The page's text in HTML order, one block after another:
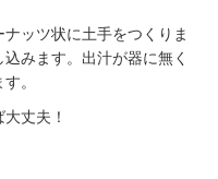
ッツ状に土手をつくりま
みます。出汁が器に無く
。
丈夫！